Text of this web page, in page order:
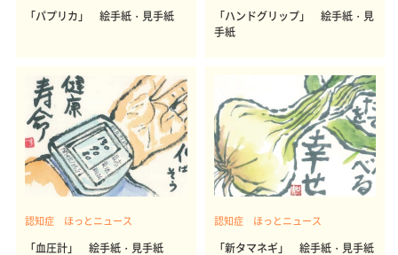
「パプリカ」 絵手紙・見手紙
「ハンドグリップ」 絵手紙・見
手紙
認知症 ほっとニュース
「血圧計」 絵手紙・見手紙
認知症 ほっとニュース
「新タマネギ」 絵手紙・見手紙